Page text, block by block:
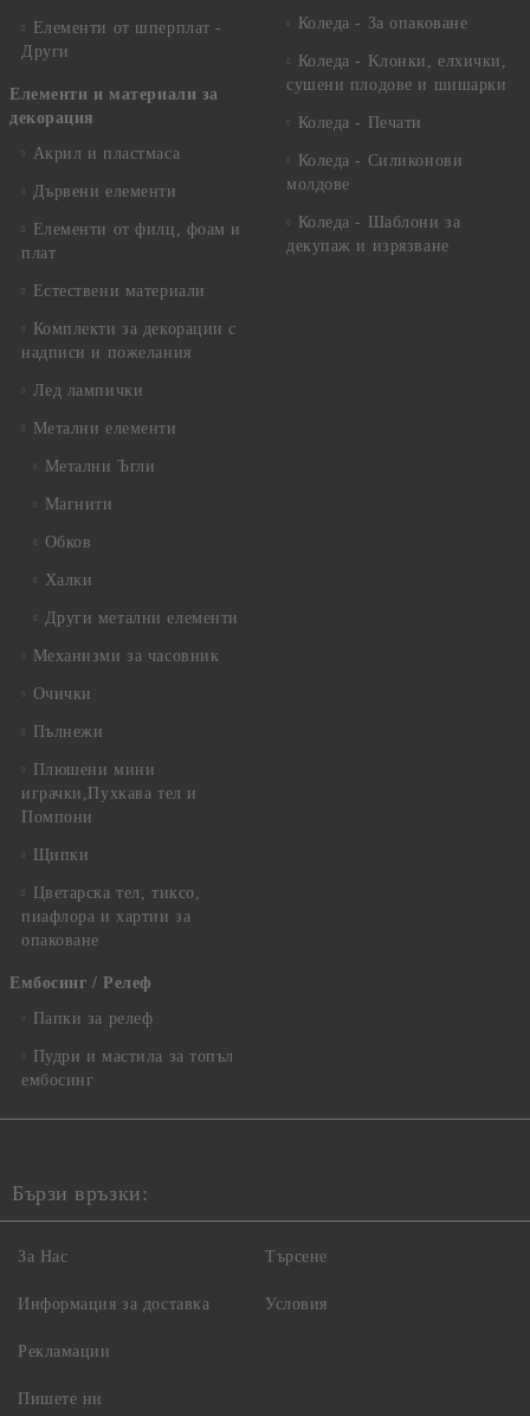
Елементи от шперплат -
Други
Елементи и материали за
декорация
Акрил и пластмаса
Дървени елементи
Елементи от филц, фоам и
плат
Естествени материали
Комплекти за декорации с
надписи и пожелания
Лед лампички
Метални елементи
Метални Ъгли
Магнити
Обков
Халки
Други метални елементи
Механизми за часовник
Очички
Пълнежи
Плюшени мини
играчки,Пухкава тел и
Помпони
Щипки
Цветарска тел, тиксо,
пиафлора и хартии за
опаковане
Ембосинг / Релеф
Папки за релеф
Пудри и мастила за топъл
ембосинг
Коледа - За опаковане
Коледа - Kлонки, елхички,
сушени плодове и шишарки
Коледа - Печати
Коледа - Силиконови
молдове
Коледа - Шаблони за
декупаж и изрязване
Бързи връзки:
За Нас
Информация за доставка
Рекламации
Пишете ни
Търсене
Условия